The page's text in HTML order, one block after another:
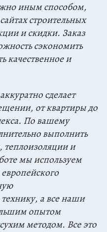
иным способом,
строительных
и скидки. Заказ
сэкономить
качественное и
сделает
от квартиры до
По вашему
выполнить
и
мы используем
а все наши
опытом
методом. Все это